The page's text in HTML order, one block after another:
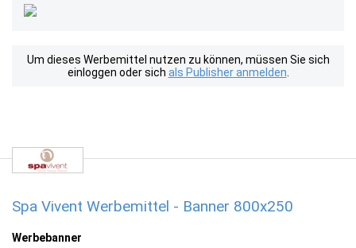
Um dieses Werbemittel nutzen zu können, müssen Sie sich
einloggen oder sich als Publisher anmelden
Spa Vivent Werbemittel - Banner 800x250
Werbebanner